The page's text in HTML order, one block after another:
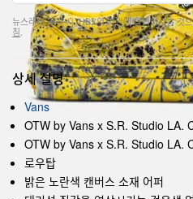
뉴스레터 구독 시, HBX의 약관에 동의하시는 것
침
상세 설명
Vans
OTW by Vans x S.R. Studio LA.
OTW by Vans x S.R. Studio LA.
로우탑
밝은 노란색 캔버스 소재 어퍼